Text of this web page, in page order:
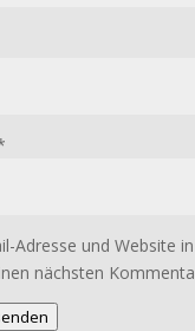
Adresse und Website
nächsten